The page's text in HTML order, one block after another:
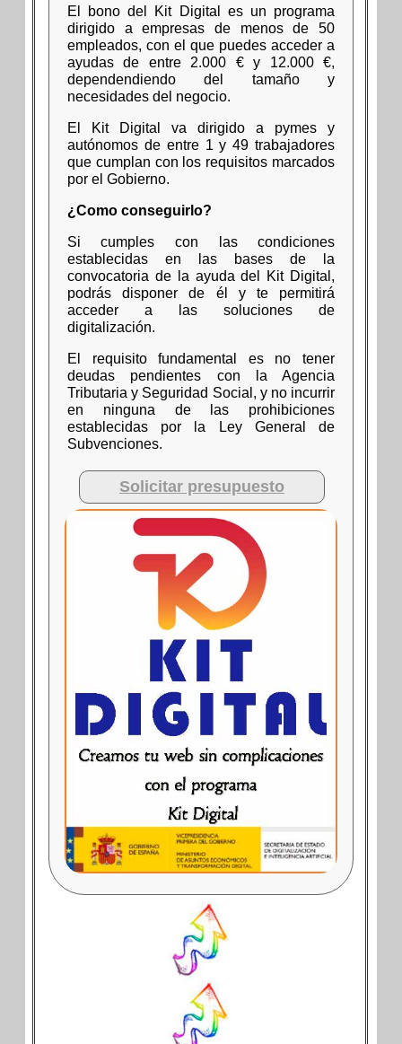
El bono del Kit Digital es un programa
dirigido a empresas de menos de 50
empleados, con el que puedes acceder a
ayudas de entre 2.000 € y 12.000 €,
dependendiendo del tamaño y
necesidades del negocio.
El Kit Digital va dirigido a pymes y
autónomos de entre 1 y 49 trabajadores
que cumplan con los requisitos marcados
por el Gobierno.
¿Como conseguirlo?
Si cumples con las condiciones
establecidas en las bases de la
convocatoria de la ayuda del Kit Digital,
podrás disponer de él y te permitirá
acceder a las soluciones de
digitalización.
El requisito fundamental es no tener
deudas pendientes con la Agencia
Tributaria y Seguridad Social, y no incurrir
en ninguna de las prohibiciones
establecidas por la Ley General de
Subvenciones.
Solicitar presupuesto